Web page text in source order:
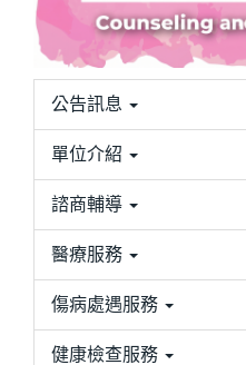
公告訊息
單位介紹
諮商輔導
醫療服務
傷病處遇服務
健康檢查服務